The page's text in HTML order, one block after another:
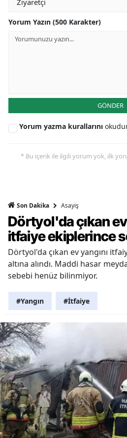
Yorum Yazın (500 Karakter)
GÖNDER
Yorum yazma kurallarını
* Bu içerik ile ilgili yorum yok, ilk
Son Dakika Asayiş
Dörtyol'da çıkan ev
itfaiye ekiplerince
Dörtyol'da çıkan ev yangını
altına alındı. Maddi hasar
sebebi henüz bilinmiyor.
#Yangın #İtfaiye